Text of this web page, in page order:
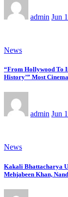
admin Jun
News
“From Hollywood To
History’” Most
admin Jun
News
Kakali Bhattacharya
Mehjabeen Khan,